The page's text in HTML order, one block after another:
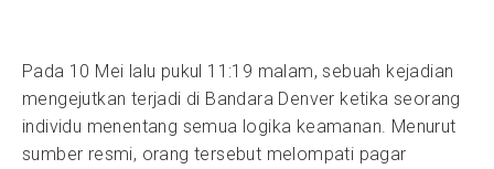
Pada 10 Mei lalu pukul 11:19 malam, sebuah kejadian
mengejutkan terjadi di Bandara Denver ketika seorang
individu menentang semua logika keamanan. Menurut
sumber resmi, orang tersebut melompati pagar